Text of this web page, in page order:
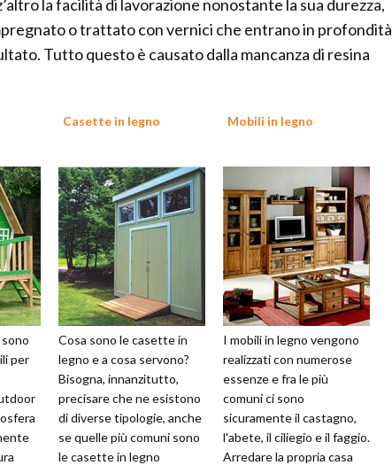
la facilità di lavorazione nonostante la sua durezza,
o trattato con vernici che entrano in profondità
Tutto questo è causato dalla mancanza di resina
per
Casette in legno
Cosa sono le casette in
legno e a cosa servono?
Bisogna, innanzitutto,
precisare che ne esistono
di diverse tipologie, anche
se quelle più comuni sono
le casette in legno
Mobili in legno
I mobili in legno vengono
realizzati con numerose
essenze e fra le più
comuni ci sono
sicuramente il castagno,
l'abete, il ciliegio e il faggio.
Arredare la propria casa